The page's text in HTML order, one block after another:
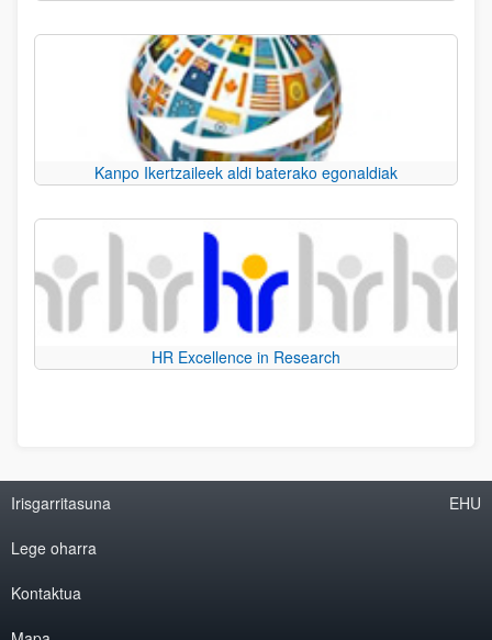
Kanpo Ikertzaileek aldi baterako egonaldiak
HR Excellence in Research
Irisgarritasuna
Lege oharra
Kontaktua
EHU